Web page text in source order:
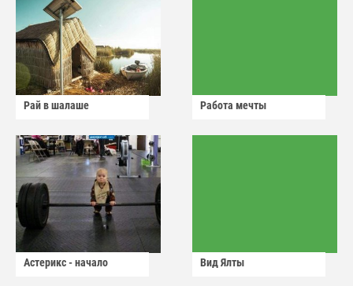
Рай в шалаше Работа мечты
Астерикс - начало Вид Ялты